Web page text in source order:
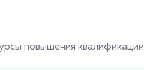
повышения